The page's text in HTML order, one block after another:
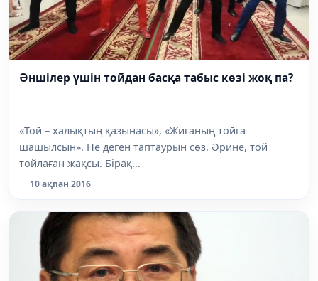
Әншілер үшін тойдан басқа табыс көзі жоқ па?
«Той – халықтың қазынасы», «Жиғаның тойға
шашылсын». Не деген таптаурын сөз. Әрине, той
тойлаған жақсы. Бірақ...
10 ақпан 2016